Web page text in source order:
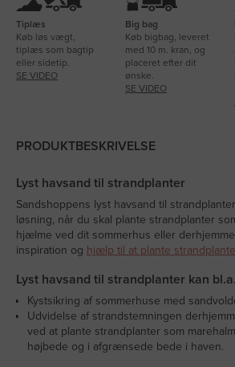
Tiplæs
Køb løs vægt,
tiplæs som bagtip
eller sidetip.
SE VIDEO
Big bag
Køb bigbag, leveret
med 10 m. kran, og
placeret efter dit
ønske.
SE VIDEO
PRODUKTBESKRIVELSE
Lyst havsand til strandplanter
Sandshoppens lyst havsand til
løsning, når du skal plante strandplanter
hjælme ved dit sommerhus eller
inspiration og hjælp til at plante
Lyst havsand til strandplanter kan
Kystsikring af sommerhuse med
Udvidelse af strandstemningen
ved at plante strandplanter som
højbede og i afgrænsede bede i haven.